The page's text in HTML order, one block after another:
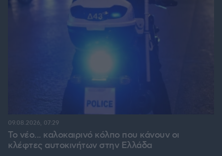
Το νέο... καλοκαιρινό κόλπο που κάνουν οι
κλέφτες αυτοκινήτων στην Ελλάδα
09.08.2026, 07:29